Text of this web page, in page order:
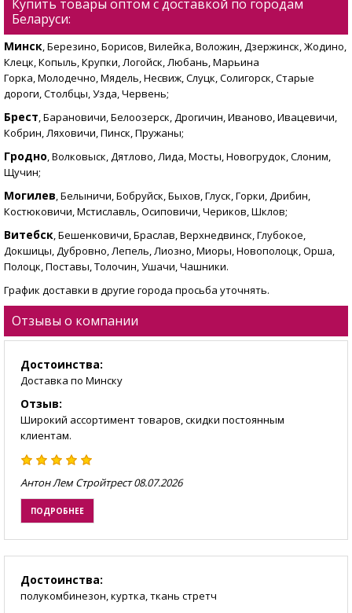
Купить товары оптом с доставкой по городам
Беларуси:
Минск, Березино, Борисов, Вилейка, Воложин, Дзержинск, Жодино,
Клецк, Копыль, Крупки, Логойск, Любань, Марьина
Горка, Молодечно, Мядель, Несвиж, Слуцк, Солигорск, Старые
дороги, Столбцы, Узда, Червень;
Брест, Барановичи, Белоозерск, Дрогичин, Иваново, Ивацевичи,
Кобрин, Ляховичи, Пинск, Пружаны;
Гродно, Волковыск, Дятлово, Лида, Мосты, Новогрудок, Слоним,
Щучин;
Могилев, Белыничи, Бобруйск, Быхов, Глуск, Горки, Дрибин,
Костюковичи, Мстиславль, Осиповичи, Чериков, Шклов;
Витебск, Бешенковичи, Браслав, Верхнедвинск, Глубокое,
Докшицы, Дубровно, Лепель, Лиозно, Миоры, Новополоцк, Орша,
Полоцк, Поставы, Толочин, Ушачи, Чашники.
График доставки в другие города просьба уточнять.
Отзывы о компании
Достоинства:
Доставка по Минску
Отзыв:
Широкий ассортимент товаров, скидки постоянным
клиентам.
Антон Лем Стройтрест 08.07.2026
ПОДРОБНЕЕ
Достоинства:
полукомбинезон, куртка, ткань стретч